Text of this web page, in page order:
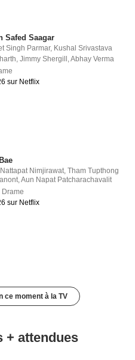
Safed Saagar
Singh Parmar, Kushal Srivastava
,Jimmy Shergill ,Abhay Verma
sur Netflix
Nimjirawat ,Tham Tupthong
,Aun Napat Patcharachavalit
Drame
sur Netflix
ce moment à la TV
+ attendues